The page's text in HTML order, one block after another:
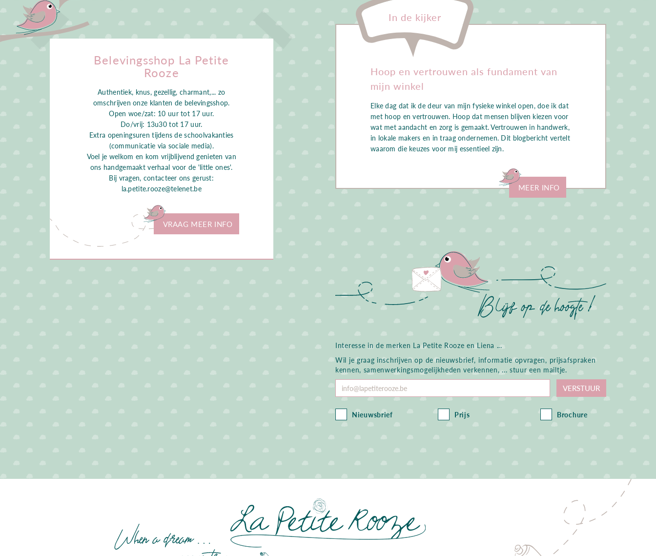
Belevingsshop La Petite
Rooze
Authentiek, knus, gezellig, charmant,... zo
omschrijven onze klanten de belevingsshop.
Open woe/zat: 10 uur tot 17 uur.
Do/vrij: 13u30 tot 17 uur.
Extra openingsuren tijdens de schoolvakanties
(communicatie via sociale media).
Voel je welkom en kom vrijblijvend genieten van
ons handgemaakt verhaal voor de 'little ones'.
Bij vragen, contacteer ons gerust:
la.petite.rooze@telenet.be
VRAAG MEER INFO
Hoop en vertrouwen als fundament van
mijn winkel
Elke dag dat ik de deur van mijn fysieke winkel open, doe ik dat
met hoop en vertrouwen. Hoop dat mensen blijven kiezen voor
wat met aandacht en zorg is gemaakt. Vertrouwen in handwerk,
in lokale makers en in traag ondernemen. Dit blogbericht vertelt
waarom die keuzes voor mij essentieel zijn.
MEER INFO
In de kijker
Interesse in de merken La Petite Rooze en Liena ...
Wil je graag inschrijven op de nieuwsbrief, informatie opvragen, prijsafspraken
kennen, samenwerkingsmogelijkheden verkennen, ... stuur een mailtje.
Voer
mailadres
in
VERSTUUR
Nieuwsbrief Prijs Brochure